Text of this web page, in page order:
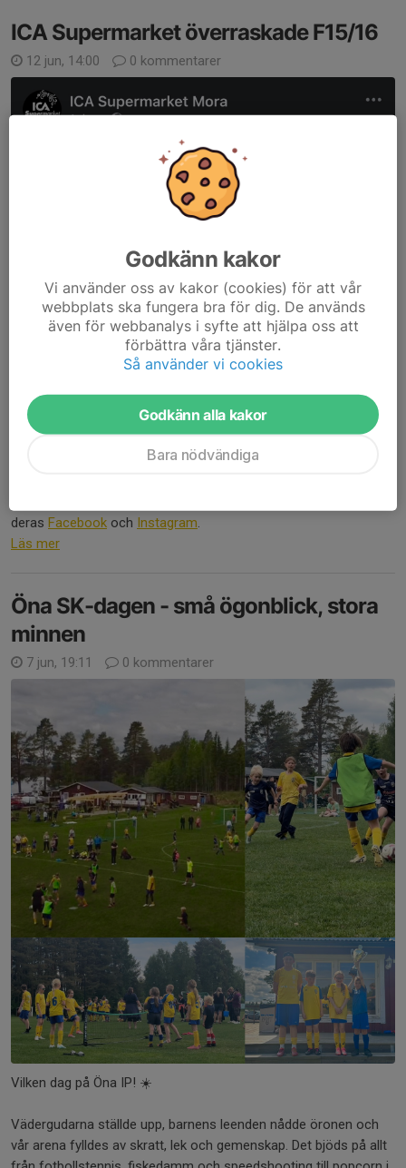
ICA Supermarket överraskade F15/16
12 jun, 14:00 0 kommentarer
Tidigare i veckan överraskade vår samarbetspartner ICA
deras Facebook och Instagram.
Läs mer
Öna SK-dagen - små ögonblick, stora
minnen
7 jun, 19:11 0 kommentarer
Vilken dag på Öna IP! ☀️
Vädergudarna ställde upp, barnens leenden nådde öronen och
vår arena fylldes av skratt, lek och gemenskap. Det bjöds på allt
Godkänn kakor
Vi använder oss av kakor (cookies) för att vår
webbplats ska fungera bra för dig. De används
även för webbanalys i syfte att hjälpa oss att
förbättra våra tjänster.
Så använder vi cookies
Godkänn alla kakor
Bara nödvändiga